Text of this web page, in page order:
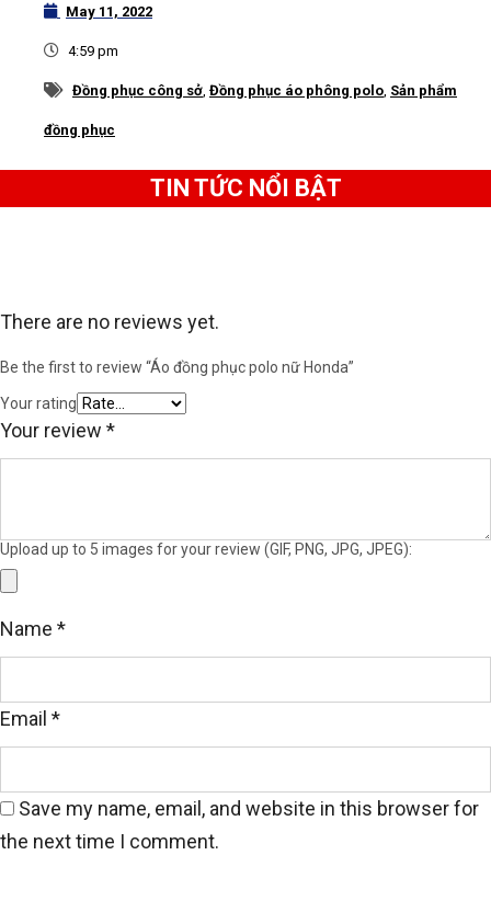
hút mồ hôi, thoáng mát, co giãn 2 chiều hoặc 4
chiều, chống nhăn, giặt ủi dễ dàng, kháng khuẩn và
an toàn cho da phù hợp để may
thể thao.
May 11, 2022
4:59 pm
Đồng phục công sở Đồng phục áo phông polo Sản phẩm
đồng phục
TIN TỨC NỔI BẬT
There are no reviews yet.
Be the first to review “Áo đồng phục polo nữ Honda”
Your rating
Your review *
Upload up to 5 images for your review (GIF, PNG, JPG, JPEG):
Name *
Email *
Save my name, email, and website in this browser for
the next time I comment.